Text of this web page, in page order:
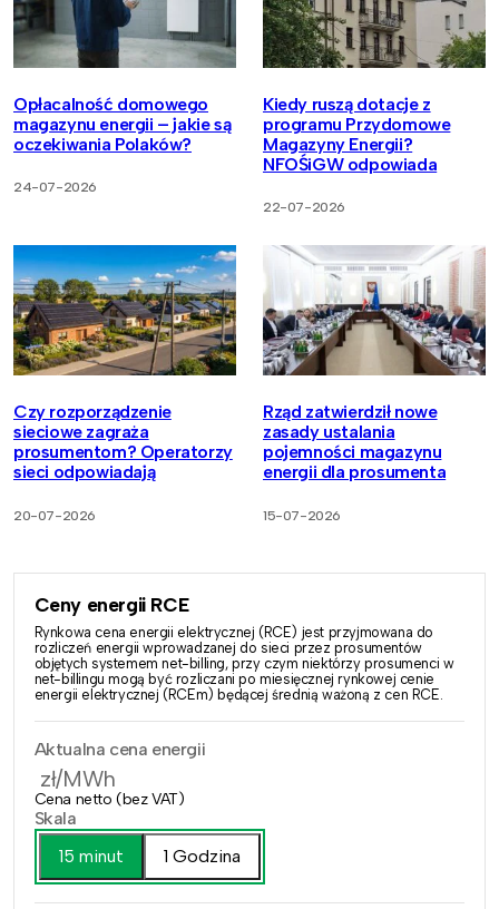
Opłacalność domowego
magazynu energii – jakie są
oczekiwania Polaków?
24-07-2026
Kiedy ruszą dotacje z
programu Przydomowe
Magazyny Energii?
NFOŚiGW odpowiada
22-07-2026
Czy rozporządzenie
sieciowe zagraża
prosumentom? Operatorzy
sieci odpowiadają
20-07-2026
Rząd zatwierdził nowe
zasady ustalania
pojemności magazynu
energii dla prosumenta
15-07-2026
Ceny energii RCE
Rynkowa cena energii elektrycznej (RCE) jest przyjmowana do
rozliczeń energii wprowadzanej do sieci przez prosumentów
objętych systemem net-billing, przy czym niektórzy prosumenci w
net-billingu mogą być rozliczani po miesięcznej rynkowej cenie
energii elektrycznej (RCEm) będącej średnią ważoną z cen RCE.
Aktualna cena energii
zł/MWh
Cena netto (bez VAT)
Skala
15 minut
1 Godzina